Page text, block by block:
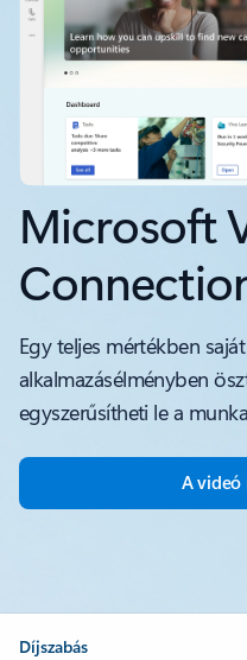
Microsoft
Egy teljes mértékben
alkalmazásélményben
egyszerűsítheti le a
A videó
Díjszabás